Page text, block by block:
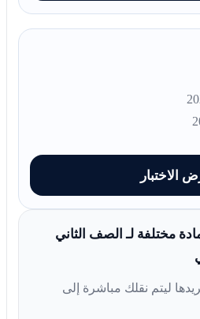
الاختبار
مختلفة لـ الصف الثاني
ليتم نقلك مباشرة إلى